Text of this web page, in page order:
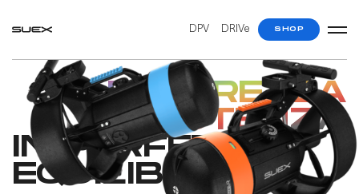
DPV DRIVe SHOP
LEGGEREZZA
E POTENZA
IN PERFETTO
EQUILIBRIO